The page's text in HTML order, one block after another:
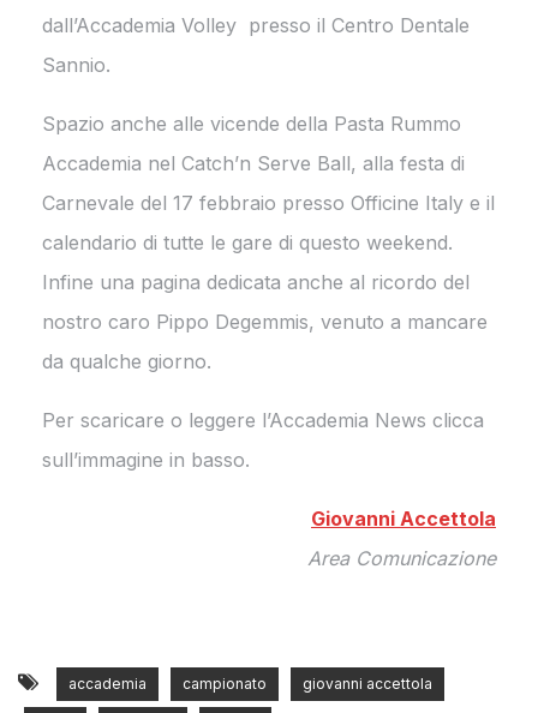
dall’Accademia Volley presso il Centro Dentale
Sannio.
Spazio anche alle vicende della Pasta Rummo
Accademia nel Catch’n Serve Ball, alla festa di
Carnevale del 17 febbraio presso Officine Italy e il
calendario di tutte le gare di questo weekend.
Infine una pagina dedicata anche al ricordo del
nostro caro Pippo Degemmis, venuto a mancare
da qualche giorno.
Per scaricare o leggere l’Accademia News clicca
sull’immagine in basso.
Giovanni Accettola
Area Comunicazione
accademia campionato giovanni accettola